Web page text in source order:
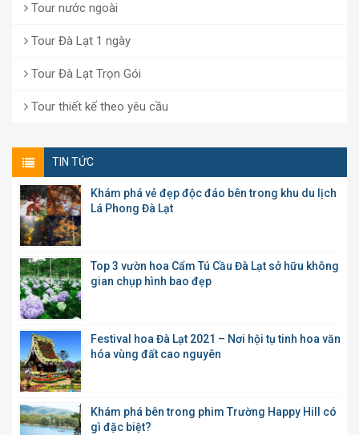
Tour nước ngoài
Tour Đà Lạt 1 ngày
Tour Đà Lạt Trọn Gói
Tour thiết kế theo yêu cầu
TIN TỨC
Khám phá vẻ đẹp độc đáo bên trong khu du lịch
Lá Phong Đà Lạt
Top 3 vườn hoa Cẩm Tú Cầu Đà Lạt sở hữu không
gian chụp hình bao đẹp
Festival hoa Đà Lạt 2021 – Nơi hội tụ tinh hoa văn
hóa vùng đất cao nguyên
Khám phá bên trong phim Trường Happy Hill có
gì đặc biệt?